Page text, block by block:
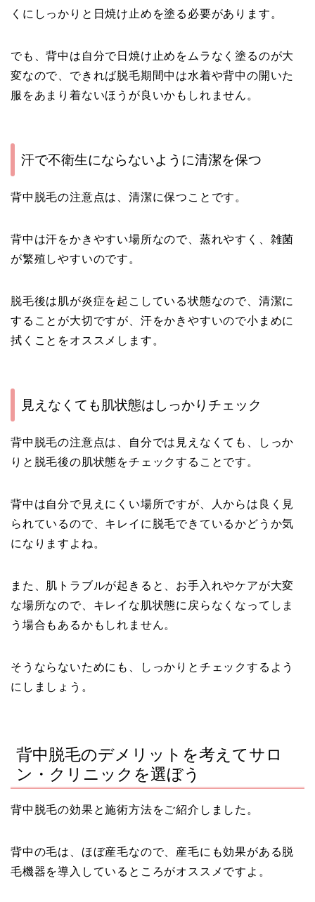
くにしっかりと日焼け止めを塗る必要があります。
でも、背中は自分で日焼け止めをムラなく塗るのが大
変なので、できれば脱毛期間中は水着や背中の開いた
服をあまり着ないほうが良いかもしれません。
汗で不衛生にならないように清潔を保つ
背中脱毛の注意点は、清潔に保つことです。
背中は汗をかきやすい場所なので、蒸れやすく、雑菌
が繁殖しやすいのです。
脱毛後は肌が炎症を起こしている状態なので、清潔に
することが大切ですが、汗をかきやすいので小まめに
拭くことをオススメします。
見えなくても肌状態はしっかりチェック
背中脱毛の注意点は、自分では見えなくても、しっか
りと脱毛後の肌状態をチェックすることです。
背中は自分で見えにくい場所ですが、人からは良く見
られているので、キレイに脱毛できているかどうか気
になりますよね。
また、肌トラブルが起きると、お手入れやケアが大変
な場所なので、キレイな肌状態に戻らなくなってしま
う場合もあるかもしれません。
そうならないためにも、しっかりとチェックするよう
にしましょう。
背中脱毛のデメリットを考えてサロ
ン・クリニックを選ぼう
背中脱毛の効果と施術方法をご紹介しました。
背中の毛は、ほぼ産毛なので、産毛にも効果がある脱
毛機器を導入しているところがオススメですよ。